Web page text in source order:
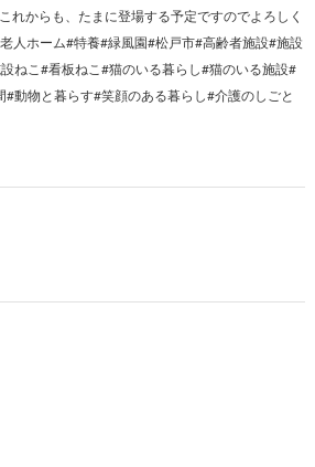
れからも、たまに登場する予定ですのでよろしく
人ホーム#特養#緑風園#松戸市#高齢者施設#施設
ねこ#看板ねこ#猫のいる暮らし#猫のいる施設#
動物と暮らす#笑顔のある暮らし#介護のしごと